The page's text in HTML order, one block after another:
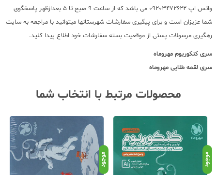
واتس اپ 09203472622 می باشد که از ساعت 9 صبح تا 5 بعدازظهر پاسخگوی
شما عزیزان است و برای پیگیری سفارشات شهرستانها میتوانید با مراجعه به سایت
رهگیری مرسولات پستی از موقعیت بسته سفارشات خود اطلاع پیدا کنید.
سری کنکوریوم مهروماه
سری لقمه طلایی مهروماه
محصولات مرتبط با انتخاب شما
موجود موجود